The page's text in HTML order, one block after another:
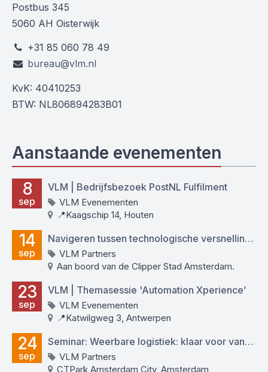
Postbus 345
5060 AH Oisterwijk
+31 85 060 78 49
bureau@vlm.nl
KvK: 40410253
BTW: NL806894283B01
Aanstaande evenementen
8
sep
VLM | Bedrijfsbezoek PostNL Fulfilment
VLM Evenementen
📍Kaagschip 14, Houten
14
sep
Navigeren tussen technologische versnelling en menselijk potentieel
VLM Partners
Aan boord van de Clipper Stad Amsterdam.
23
sep
VLM | Themasessie 'Automation Xperience’
VLM Evenementen
📍Katwilgweg 3, Antwerpen
24
sep
Seminar: Weerbare logistiek: klaar voor vandaag én morgen
VLM Partners
CTPark Amsterdam City, Amsterdam